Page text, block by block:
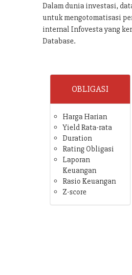
Dalam dunia investasi,
untuk mengotomatisasi
internal Infovesta yang
Database.
OBLIGASI
Harga Harian
Yield Rata-rata
Duration
Rating Obligasi
Laporan
Keuangan
Rasio Keuangan
Z-score